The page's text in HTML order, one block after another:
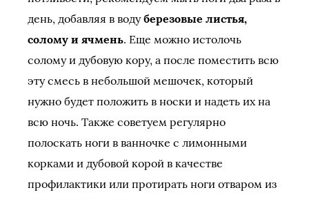
день, добавляя в водуберезовые листья,
солому и ячмень. Еще можно истолочь
солому и дубовую кору, а после поместить всю
эту смесь в небольшой мешочек, который
нужно будет положить в носки и надеть их на
всю ночь. Также советуем регулярно
полоскать ноги в ванночке с лимонными
корками и дубовой корой в качестве
профилактики или протирать ноги отваром из